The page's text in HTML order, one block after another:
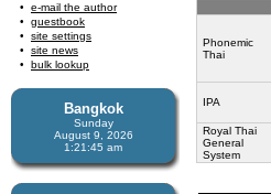
e-mail the author
guestbook
site settings
site news
bulk lookup
Bangkok
Sunday
August 9, 2026
1:21:46 am
Phonemic
Thai
IPA
Royal Thai
General
System